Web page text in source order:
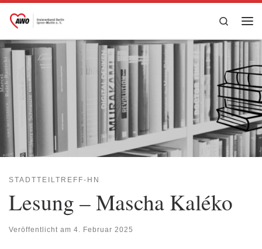
Zum Inhalt springen
Search
STADTTEILTREFF-HN
Lesung – Mascha Kaléko
Veröffentlicht am 4. Februar 2025